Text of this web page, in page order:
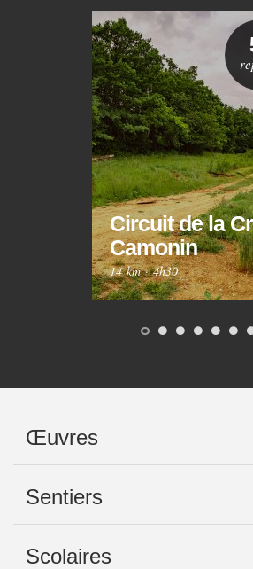
Circuit de la
Camonin
14 km·4h30
Œuvres
Sentiers
Scolaires